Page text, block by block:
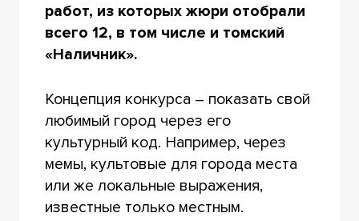
работ, из которых жюри отобрали
всего 12, в том числе и томский
«Наличник».
Концепция конкурса – показать свой
любимый город через его
культурный код. Например, через
мемы, культовые для города места
или же локальные выражения,
известные только местным.